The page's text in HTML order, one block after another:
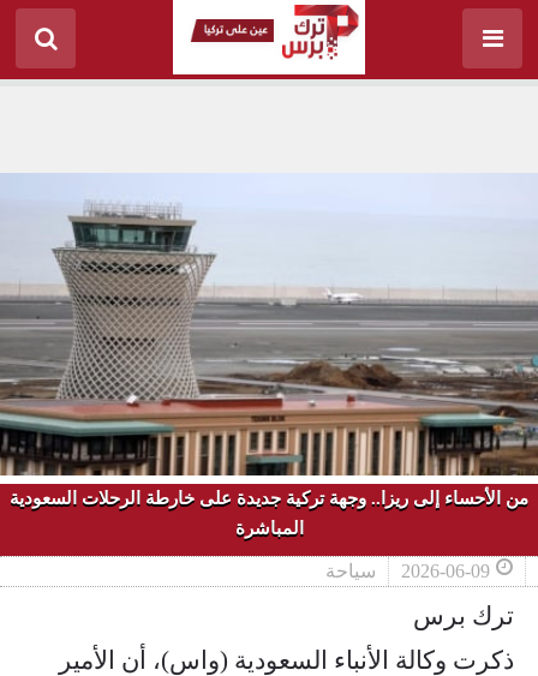
من الأحساء إلى ريزا.. وجهة تركية جديدة على خارطة الرحلات السعودية
المباشرة
2026-06-09 سياحة
ترك برس
ذكرت وكالة الأنباء السعودية (واس)، أن الأمير